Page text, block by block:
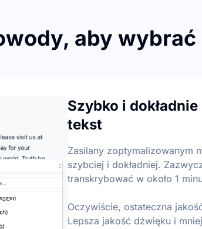
aby wybrać
miesiąca, z dziennym limitem 3
na tekst
i kluczowe punkty z plików audio i
Szybko i
tekst
Zasilany zoptymalizowanym
szybciej i dokładniej.
transkrybować w około 1
Oczywiście, ostateczna
Lepsza jakość dźwięku i